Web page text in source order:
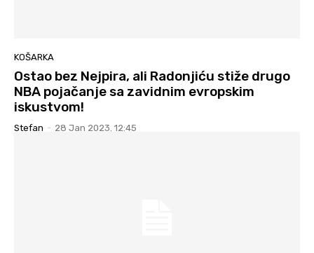
KOŠARKA
Ostao bez Nejpira, ali Radonjiću stiže drugo
NBA pojačanje sa zavidnim evropskim
iskustvom!
Stefan - 28 Jan 2023. 12:45